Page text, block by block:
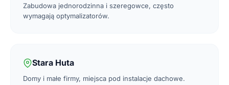
Zabudowa jednorodzinna i szeregowce, często
wymagają optymalizatorów.
Stara Huta
Domy i małe firmy, miejsca pod instalacje dachowe.